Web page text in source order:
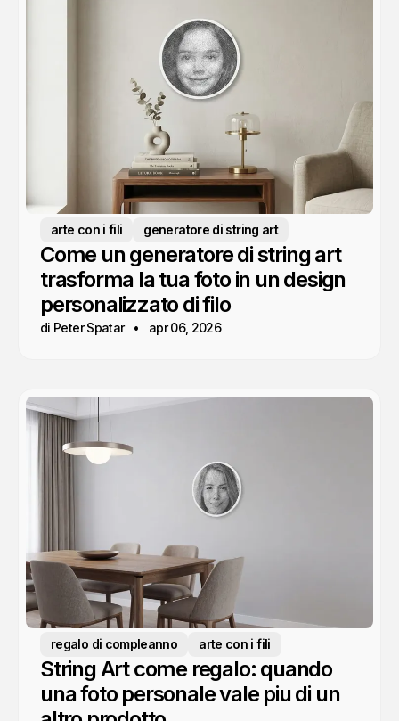
arte con i fili generatore di string art
Come un generatore di string art
trasforma la tua foto in un design
personalizzato di filo
di Peter Spatar apr 06, 2026
regalo di compleanno arte con i fili
String Art come regalo: quando
una foto personale vale piu di un